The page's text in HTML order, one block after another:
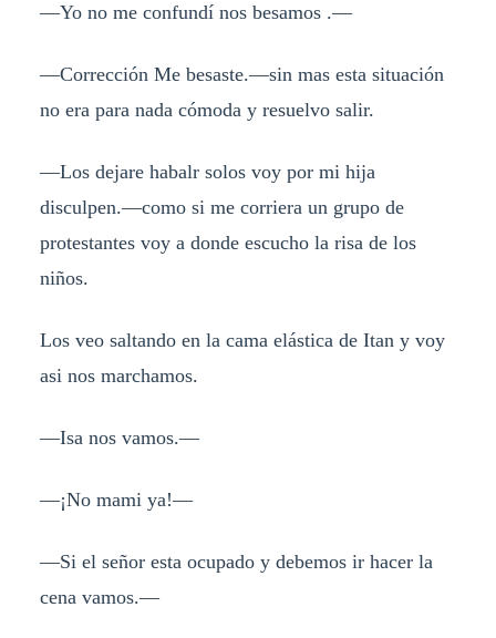
—Yo no me confundí nos besamos .—
—Corrección Me besaste.—sin mas esta situación
no era para nada cómoda y resuelvo salir.
—Los dejare habalr solos voy por mi hija
disculpen.—como si me corriera un grupo de
protestantes voy a donde escucho la risa de los
niños.
Los veo saltando en la cama elástica de Itan y voy
asi nos marchamos.
—Isa nos vamos.—
—¡No mami ya!—
—Si el señor esta ocupado y debemos ir hacer la
cena vamos.—